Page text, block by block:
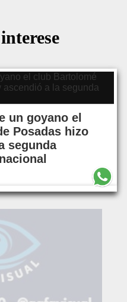
un goyano el
Posadas hizo
segunda